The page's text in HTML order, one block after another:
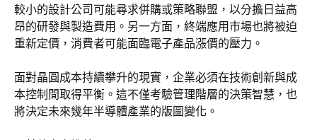
較小的設計公司可能尋求併購或策略聯盟，以分擔日益高
昂的研發與製造費用。另一方面，終端應用市場也將被迫
重新定價，消費者可能面臨電子產品漲價的壓力。
面對晶圓成本持續攀升的現實，企業必須在技術創新與成
本控制間取得平衡。這不僅考驗管理階層的決策智慧，也
將決定未來幾年半導體產業的版圖變化。